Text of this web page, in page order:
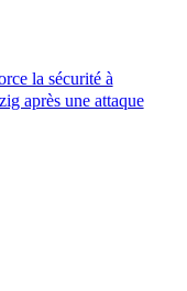
la sécurité à
après une attaque